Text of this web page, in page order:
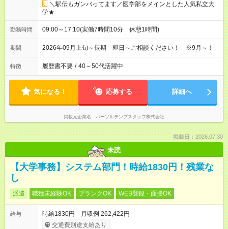
＼駅伝もガンバってます／医学部をメインとした人気私立大
学★
勤務時間 09:00～17:10(実働7時間10分 休憩1時間)
期間 2026年09月上旬～長期 即日～ご相談ください！ ※9月～！
特徴 履歴書不要 / 40～50代活躍中
気になる！ 応募する 詳細へ
掲載元企業名 パーソルテンプスタッフ株式会社
掲載日：2026.07.30
未読
【大学事務】システム部門！時給1830円！残業な
し
派遣 職種未経験OK ブランクOK WEB登録・面接OK
給与
時給1830円 月収例 262,422円
交通費別途支給あり